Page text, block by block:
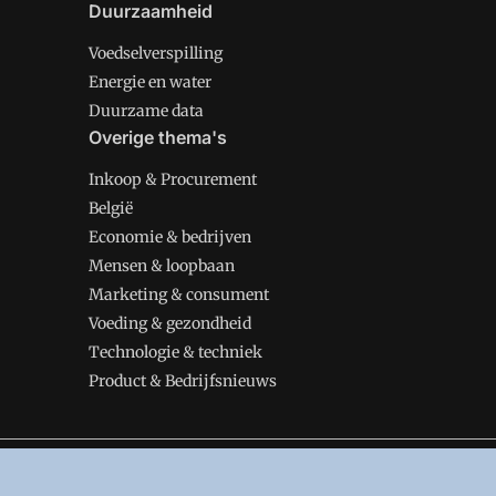
Duurzaamheid
Voedselverspilling
Energie en water
Duurzame data
Overige thema's
Inkoop & Procurement
België
Economie & bedrijven
Mensen & loopbaan
Marketing & consument
Voeding & gezondheid
Technologie & techniek
Product & Bedrijfsnieuws